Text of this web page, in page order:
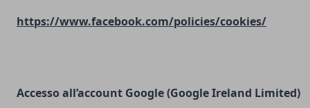
https://www.facebook.com/policies/cookies/
Accesso all’account Google (Google Ireland Limited)